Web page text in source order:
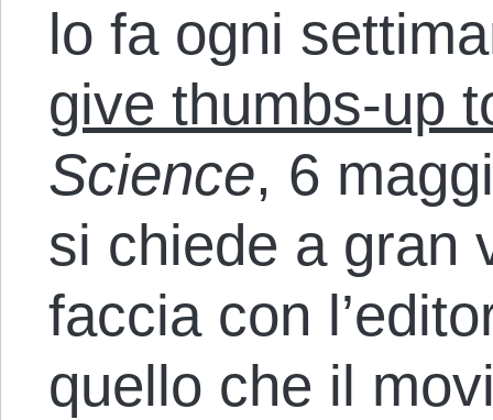
lo fa ogni
give thumbs-up
Science, 6
si chiede a gran
faccia con
quello che il